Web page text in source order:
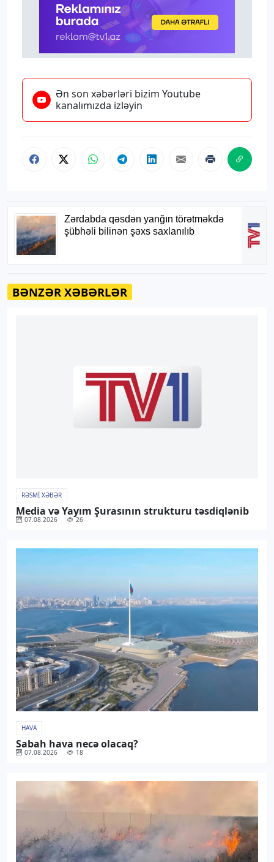
Ən son xəbərləri bizim Youtube
kanalımızda izləyin
BƏNZƏR XƏBƏRLƏR
RƏSMI XƏBƏR
Media və Yayım Şurasının strukturu təsdiqlənib
07.08.2026 26
HAVA
Sabah hava necə olacaq?
07.08.2026 18